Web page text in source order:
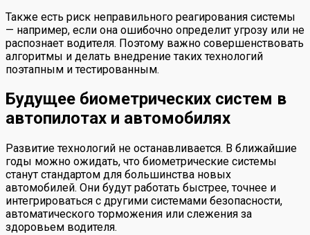
Также есть риск неправильного реагирования системы
— например, если она ошибочно определит угрозу или не
распознает водителя. Поэтому важно совершенствовать
алгоритмы и делать внедрение таких технологий
поэтапным и тестированным.
Будущее биометрических систем в
автопилотах и автомобилях
Развитие технологий не останавливается. В ближайшие
годы можно ожидать, что биометрические системы
станут стандартом для большинства новых
автомобилей. Они будут работать быстрее, точнее и
интегрироваться с другими системами безопасности,
автоматического торможения или слежения за
здоровьем водителя.